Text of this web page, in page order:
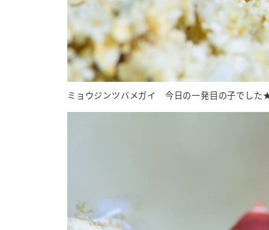
ミョウジンツバメガイ 今日の一発目の子でした